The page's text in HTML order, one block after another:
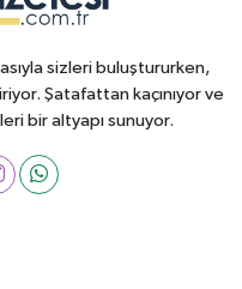
sizleri buluştururken,
Şatafattan kaçınıyor ve
bir altyapı sunuyor.